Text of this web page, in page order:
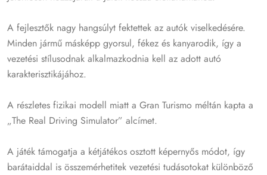
A fejlesztők nagy hangsúlyt fektettek az autók viselkedésére.
Minden jármű másképp gyorsul, fékez és kanyarodik, így a
vezetési stílusodnak alkalmazkodnia kell az adott autó
karakterisztikájához.
A részletes fizikai modell miatt a Gran Turismo méltán kapta a
„The Real Driving Simulator” alcímet.
A játék támogatja a kétjátékos osztott képernyős módot, így
barátaiddal is összemérhetitek vezetési tudásotokat különböző